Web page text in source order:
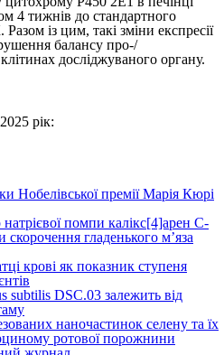
4 тижнів до стандартного
із цим, такі зміни експресії
балансу про-/
досліджуваного органу.
рік:
Нобелівської премії Марія Кюрі
помпи калікс[4]арен C-
гладенького м’яза
крові як показник ступеня
subtilis DSC.03 залежить від
наночастинок селену та їх
ротової порожнини